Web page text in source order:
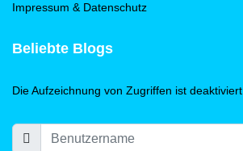
Impressum & Datenschutz
Beliebte Blogs
Die Aufzeichnung von Zugriffen ist deaktiviert.